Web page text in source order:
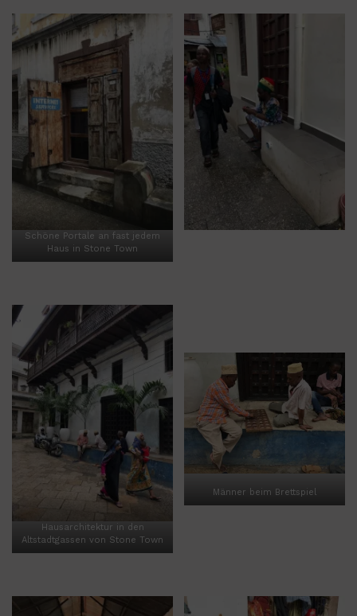
Schöne Portale an fast jedem
Haus in Stone Town
Hausarchitektur in den
Altstadtgassen von Stone Town
Männer beim Brettspiel